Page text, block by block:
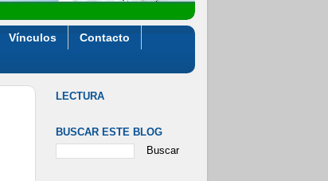
Vínculos
Contacto
LECTURA
BUSCAR ESTE BLOG